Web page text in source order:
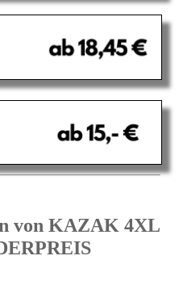
von KAZAK 4XL